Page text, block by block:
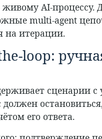
AI-процессу.
multi-agent
на итерации.
loop:
сценарии с
должен
его ответа.